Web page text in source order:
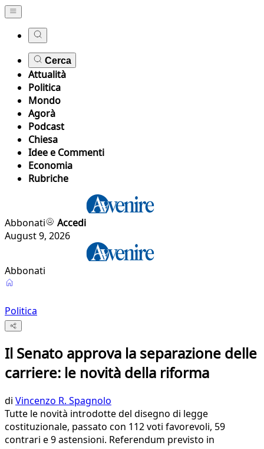
Cerca
Attualità
Politica
Mondo
Agorà
Podcast
Chiesa
Idee e Commenti
Economia
Rubriche
Abbonati
Accedi
August 9, 2026
Abbonati
Politica
Il Senato approva la separazione delle
carriere: le novità della riforma
di Vincenzo R. Spagnolo
Tutte le novità introdotte del disegno di legge
costituzionale, passato con 112 voti favorevoli, 59
contrari e 9 astensioni. Referendum previsto in